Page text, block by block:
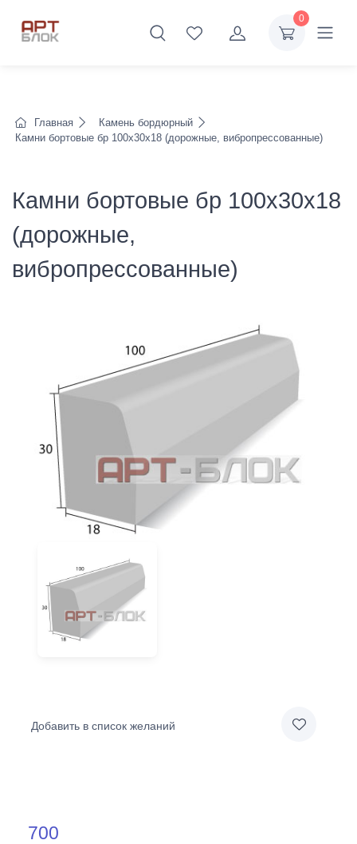
0
Главная
Камень бордюрный
Камни бортовые бр 100х30х18 (дорожные, вибропрессованные)
Камни бортовые бр 100х30х18
(дорожные,
вибропрессованные)
Добавить в список желаний
700